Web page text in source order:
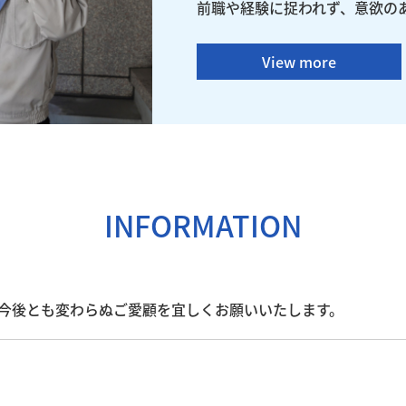
前職や経験に捉われず、意欲の
View more
INFORMATION
とも変わらぬご愛顧を宜しくお願いいたします。